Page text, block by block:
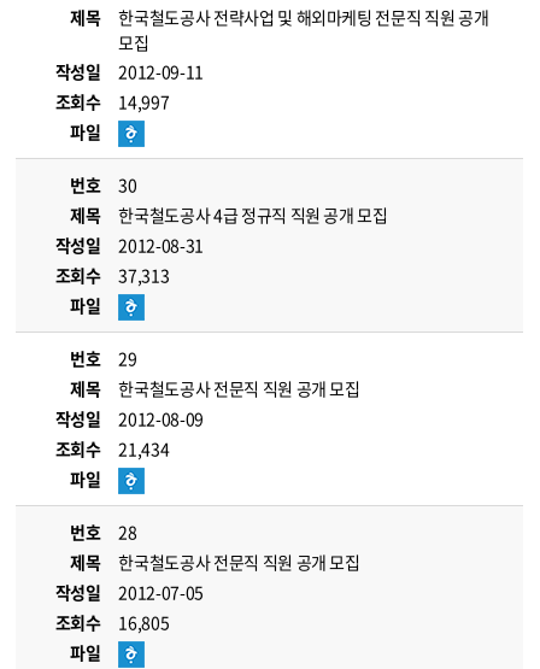
제목
한국철도공사 전략사업 및 해외마케팅 전문직 직원 공개
모집
작성일
2012-09-11
조회수
14,997
파일
번호
30
제목
한국철도공사 4급 정규직 직원 공개 모집
작성일
2012-08-31
조회수
37,313
파일
번호
29
제목
한국철도공사 전문직 직원 공개 모집
작성일
2012-08-09
조회수
21,434
파일
번호
28
제목
한국철도공사 전문직 직원 공개 모집
작성일
2012-07-05
조회수
16,805
파일